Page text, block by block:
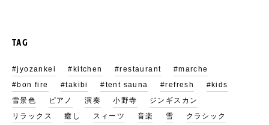
TAG
#jyozankei #kitchen #restaurant
#marche
#bon fire
#takibi #tent sauna #refresh
#kids
雪景色
ピアノ 演奏 小野寺
ジンギスカン
リラックス
癒し スィーツ 音楽 雪 クラシック